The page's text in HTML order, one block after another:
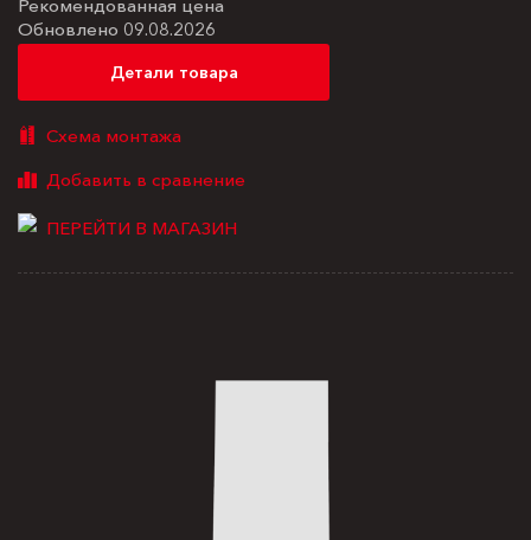
Рекомендованная цена
Обновлено 09.08.2026
Детали товара
Схема монтажа
ПЕРЕЙТИ В МАГАЗИН